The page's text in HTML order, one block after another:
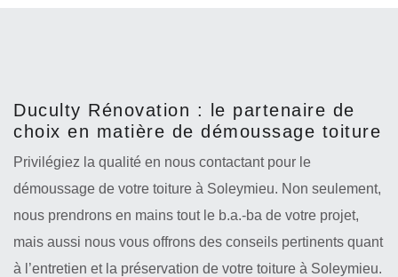
Duculty Rénovation : le partenaire de
choix en matière de démoussage toiture
Privilégiez la qualité en nous contactant pour le
démoussage de votre toiture à Soleymieu. Non seulement,
nous prendrons en mains tout le b.a.-ba de votre projet,
mais aussi nous vous offrons des conseils pertinents quant
à l’entretien et la préservation de votre toiture à Soleymieu.